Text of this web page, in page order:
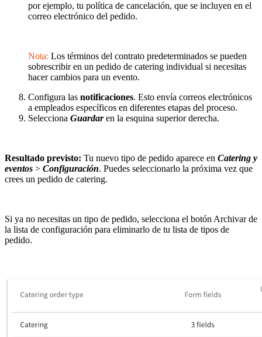
por ejemplo, tu política de cancelación, que se incluyen en el
correo electrónico del pedido.
Nota: Los términos del contrato predeterminados se pueden
sobrescribir en un pedido de catering individual si necesitas
hacer cambios para un evento.
Configura las notificaciones. Esto envía correos electrónicos
a empleados específicos en diferentes etapas del proceso.
Selecciona Guardaren la esquina superior derecha.
Resultado previsto: Tu nuevo tipo de pedido aparece en Catering y
eventos > Configuración. Puedes seleccionarlo la próxima vez que
crees un pedido de catering.
Si ya no necesitas un tipo de pedido, selecciona el botón Archivar de
la lista de configuración para eliminarlo de tu lista de tipos de
pedido.